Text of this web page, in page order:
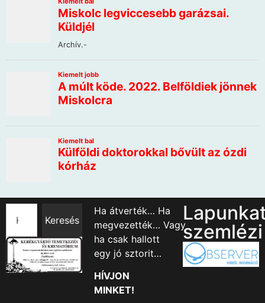
Keresés
Ha átverték… Ha
megvezették… Vagy
ha csak hallott
egy jó sztorit…
HÍVJON
MINKET!
szemlézi